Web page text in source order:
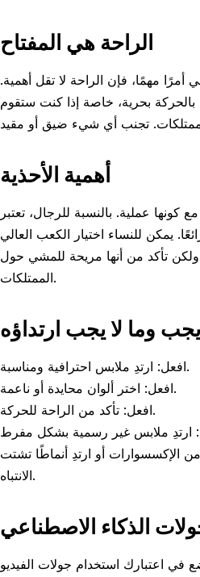
الراحة هي المفتاح
أمرًا مهمًا، فإن الراحة لا تقل أهمية.
بحرية، خاصة إذا كنت ستقوم
أهمية الأحذية
كونها عملية. بالنسبة للرجال، تعتبر
يمكن للنساء اختيار الكعب العالي
ولكن تأكد من أنها مريحة للمشي حول
الممتلكات.
وما لا يجب ارتداؤه
افعل: ارتدِ ملابس احترافية ومناسبة.
افعل: اختر ألوان محايدة أو ناعمة.
افعل: تأكد من الراحة للحركة.
الإكسسوارات أو ارتدِ أنماطًا تشتت
الانتباه.
الذكاء الاصطناعي
في اعتبارك استخدام جولات الفيديو